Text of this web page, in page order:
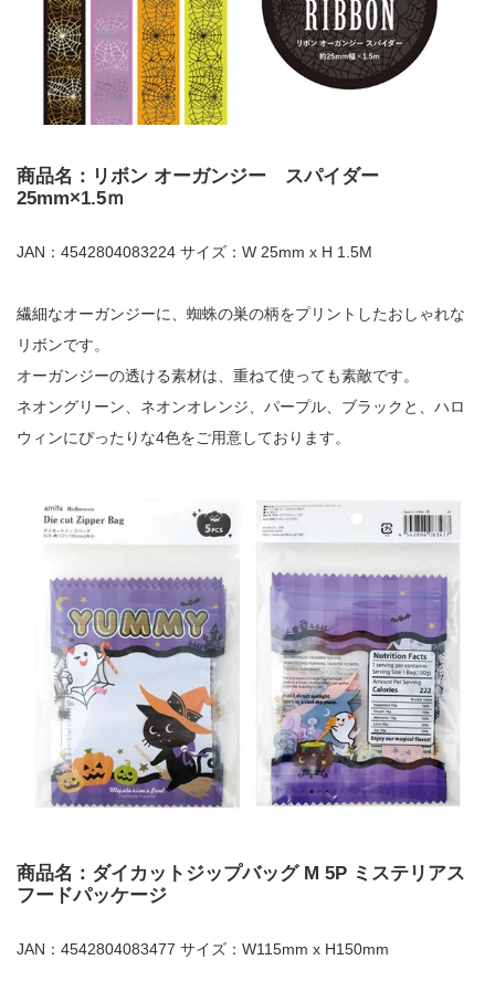
商品名：リボン オーガンジー スパイダー
25mm×1.5ｍ
JAN：4542804083224 サイズ：W 25mm x H 1.5M
繊細なオーガンジーに、蜘蛛の巣の柄をプリントしたおしゃれな
リボンです。
オーガンジーの透ける素材は、重ねて使っても素敵です。
ネオングリーン、ネオンオレンジ、パープル、ブラックと、ハロ
ウィンにぴったりな4色をご用意しております。
商品名：ダイカットジップバッグ M 5P ミステリアス
フードパッケージ
JAN：4542804083477 サイズ：W115mm x H150mm